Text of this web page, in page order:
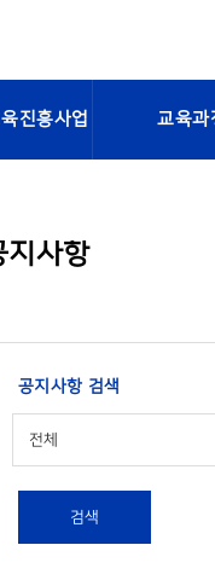
진흥사업 교육과
지사항
공지사항 검색
전체
검색